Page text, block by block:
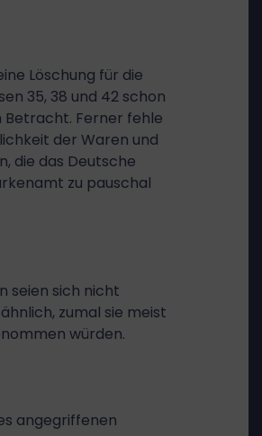
Löschung für die
35, 38 und 42 schon
Betracht. Ferner fehle
der Waren und
die das Deutsche
zu pauschal
seien sich nicht
zumal sie meist
würden.
angegriffenen